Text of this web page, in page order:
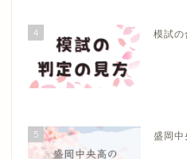
4 模試の
5 盛岡中